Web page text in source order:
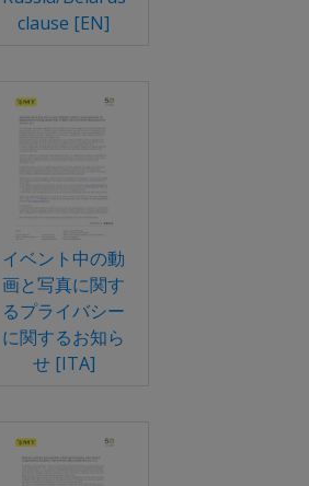
clause [EN]
イベント中の動
画と写真に関す
るプライバシー
に関するお知ら
せ [ITA]